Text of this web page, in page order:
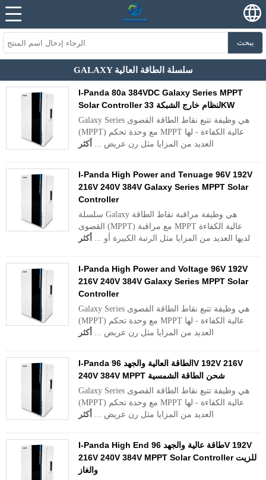
يبحث
GALAXY سلسلة الطاقة العالية
I-Panda 80a 384VDC Galaxy Series MPPT
Solar Controller لنظام خارج الشبكة 33KW
Galaxy Series هي وظيفة تتبع نقاط الطاقة القصوى
(MPPT) مع وحدة تحكم MPPT عالية الكفاءة - لها
العديد من المزايا مثل رن عريض ... أكثر
I-Panda High Power and Tenuage 96V 192V
216V 240V 384V Galaxy Series MPPT Solar
Controller
سلسلة Galaxy هي وظيفة مراقبة نقاط الطاقة
القصوى (MPPT) مع مراقبة MPPT عالية الكفاءة
لديها العديد من المزايا مثل الرتبة الكبيرة أو ... أكثر
I-Panda High Power and Voltage 96V 192V
216V 240V 384V Galaxy Series MPPT Solar
Controller
Galaxy Series هي وظيفة تتبع نقاط الطاقة القصوى
(MPPT) مع وحدة تحكم MPPT عالية الكفاءة - لها
العديد من المزايا مثل رن عريض ... أكثر
I-Panda الطاقة العالية والجهد 96V 192V 216V
240V 384V MPPT شحن الطاقة الشمسية
Galaxy Series هي وظيفة تتبع نقاط الطاقة القصوى
(MPPT) مع وحدة تحكم MPPT عالية الكفاءة - لها
العديد من المزايا مثل رن عريض ... أكثر
I-Panda High End طاقة عالية والجهد 96V 192V
216V 240V 384V MPPT Solar Controller للزيت
والغاز